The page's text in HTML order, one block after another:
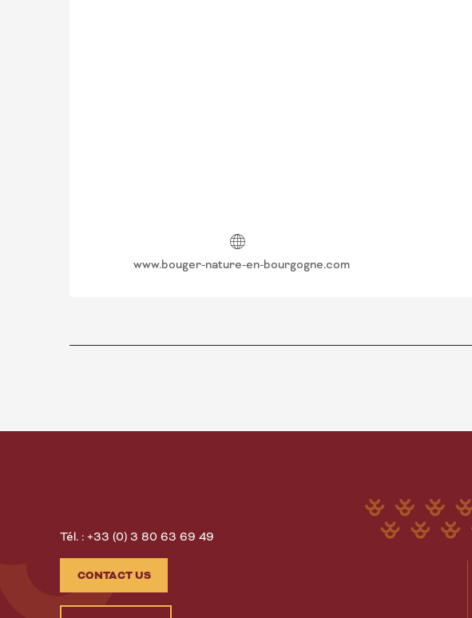
www.bouger-nature-en-bourgogne.com
Tél. : +33 (0) 3 80 63 69 49
CONTACT US